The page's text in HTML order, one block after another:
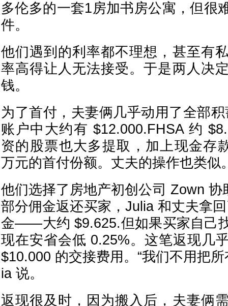
多伦多的一套1房加书房公寓，但很
件。
他们遇到的利率都不理想，甚至有
率高得让人无法接受。于是两人决
钱。
为了首付，夫妻俩几乎动用了全部
账户中大约有 $12.000.FHSA 约
资的股票也大多提取，加上现金存
万元的首付份额。丈夫的操作也类似
他们选择了房地产初创公司 Zown 协
部分佣金返还买家，Julia 和丈夫拿
金——大约 $9.625.但如果买家自己
现在安省会低 0.25%。这笔返现几
$10.000 的交接费用。“我们不用把
ia 说。
返现很及时，因为搬入后，夫妻俩